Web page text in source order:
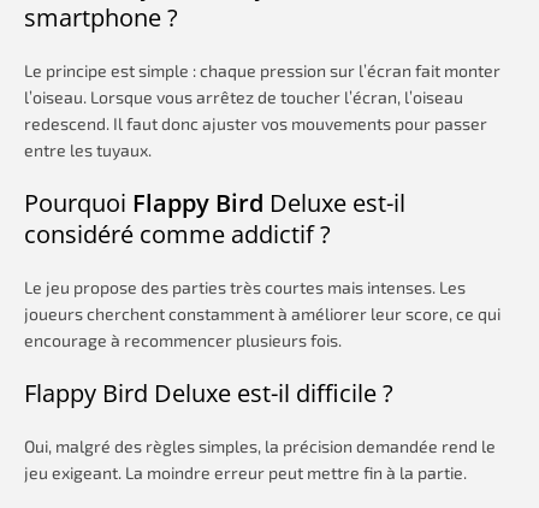
smartphone ?
Le principe est simple : chaque pression sur l’écran fait monter
l’oiseau. Lorsque vous arrêtez de toucher l’écran, l’oiseau
redescend. Il faut donc ajuster vos mouvements pour passer
entre les tuyaux.
Pourquoi Flappy Bird Deluxe est-il
considéré comme addictif ?
Le jeu propose des parties très courtes mais intenses. Les
joueurs cherchent constamment à améliorer leur score, ce qui
encourage à recommencer plusieurs fois.
Flappy Bird Deluxe est-il difficile ?
Oui, malgré des règles simples, la précision demandée rend le
jeu exigeant. La moindre erreur peut mettre fin à la partie.